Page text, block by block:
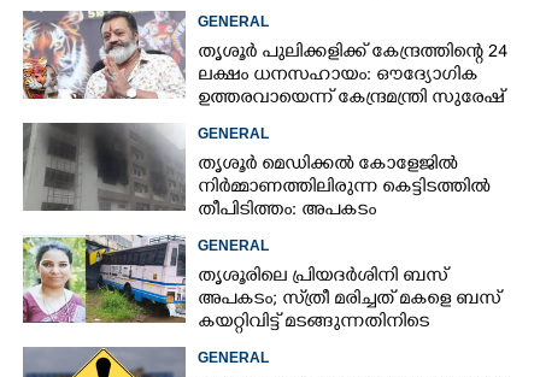
GENERAL
തൃശൂർ പുലിക്കളിക്ക് കേന്ദ്രത്തിന്റെ 24
ലക്ഷം ധനസഹായം: ഔദ്യോഗിക
ഉത്തരവായെന്ന് കേന്ദ്രമന്ത്രി സുരേഷ്
ഗോപി
GENERAL
തൃശൂർ മെഡിക്കൽ കോളേജിൽ
നിർമ്മാണത്തിലിരുന്ന കെട്ടിടത്തിൽ
തീപിടിത്തം: അപകടം
മൂന്നാംനിലയിൽ
GENERAL
തൃശൂരിലെ പ്രിയദർശിനി ബസ്
അപകടം; സ്‌ത്രീ മരിച്ചത് മകളെ ബസ്
കയറ്റിവിട്ട് മടങ്ങുന്നതിനിടെ
GENERAL